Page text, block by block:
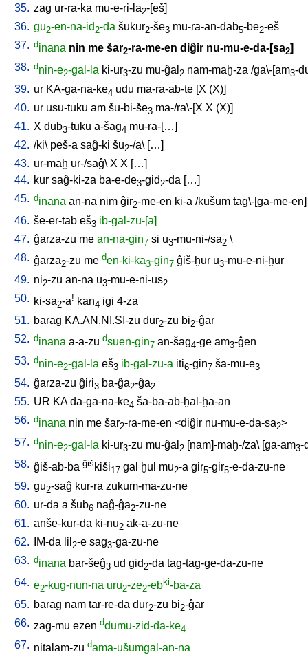
35. zag ur-ra-ka mu-e-ri-la2-[eš]
36. gu2-en-na-id 2-da šukur2-še3 mu-ra-an-dab5-be2-eš
37. dinana nin me šar2-ra-me-en diĝir nu-mu-e-da-[sa2]
38. dnin-e2-gal-la ki-ur3-zu mu-ĝal 2 nam-maḫ-za /ga\-[am3-
39. ur KA-ga-na-ke4 udu ma-ra-ab-te [X (X)]
40. ur usu-tuku am šu-bi-še3 ma-/ra\-[X X (X)]
41. X dub3-tuku a-šag4 mu-ra-[…]
42. /ki\ peš-a saĝ-ki šu2-/a\ […]
43. ur-maḫ ur-/saĝ\ X X […]
44. kur saĝ-ki-za ba-e-de3-gid 2-da […]
45. dinana an-na nim ĝir2-me-en ki-a /kušum tag\-[ga-me-en]
46. še-er-tab eš3 ib-gal-zu-[a]
47. ĝarza-zu me an-na-gin7 si u3-mu-ni-/sa2 \
48. ĝarza2-zu me den-ki-ka3-gin7 ĝiš-ḫur u3-mu-e-ni-ḫur
49. ni2-zu an-na u3-mu-e-ni-us2
50. ki-sa2-a! kan4 igi 4-za
51. barag KA.AN.NI.SI-zu dur2-zu bi2-ĝar
52. dinana a-a-zu dsuen-gin7 an-šag4-ge am3-ĝen
53. dnin-e2-gal-la eš3 ib-gal-zu-a iti6-gin7 ša-mu-e3
54. ĝarza-zu ĝiri3 ba-ĝa2-ĝa2
55. UR KA da-ga-na-ke4 ša-ba-ab-ḫal-ḫa-an
56. dinana nin me šar2-ra-me-en <diĝir nu-mu-e-da-sa2>
57. dnin-e2-gal-la ki-ur3-zu mu-ĝal 2 [nam]-maḫ-/za\ [ga-am3-
58. ĝiš-ab-ba ĝiš kiši17 gal ḫul mu2-a gir5-gir5-e-da-zu-ne
59. gu2-saĝ kur-ra zukum-ma-zu-ne
60. ur-da a šub6 naĝ-ĝa2-zu-ne
61. anše-kur-da ki-nu2 ak-a-zu-ne
62.
IM-da lil 2-e sag3-ga-zu-ne
63. dinana bar-šeĝ3 ud gid2-da tag-tag-ge-da-zu-ne
64. e2-kug-nun-na uru2-ze2-ebki-ba-za
65. barag nam tar-re-da dur2-zu bi2-ĝar
66. zag-mu ezen ddumu-zid-da-ke4
67. nitalam-zu dama-ušumgal-an-na